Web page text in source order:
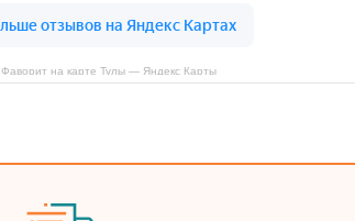
Фаворит на карте Тулы — Яндекс Карты